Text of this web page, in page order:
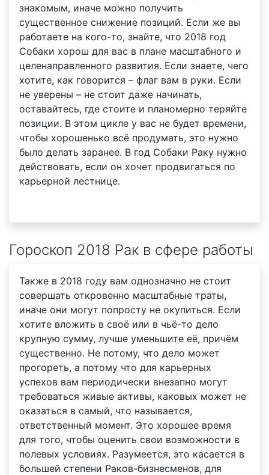
знакомым, иначе можно получить
существенное снижение позиций. Если же вы
работаете на кого-то, знайте, что 2018 год
Собаки хорош для вас в плане масштабного и
целенаправленного развития. Если знаете, чего
хотите, как говорится – флаг вам в руки. Если
не уверены – не стоит даже начинать,
оставайтесь, где стоите и планомерно теряйте
позиции. В этом цикле у вас не будет времени,
чтобы хорошенько всё продумать, это нужно
было делать заранее. В год Собаки Раку нужно
действовать, если он хочет продвигаться по
карьерной лестнице.
Гороскоп 2018 Рак в сфере работы
Также в 2018 году вам однозначно не стоит
совершать откровенно масштабные траты,
иначе они могут попросту не окупиться. Если
хотите вложить в своё или в чьё-то дело
крупную сумму, лучше уменьшите её, причём
существенно. Не потому, что дело может
прогореть, а потому что для карьерных
успехов вам периодически внезапно могут
требоваться живые активы, каковых может не
оказаться в самый, что называется,
ответственный момент. Это хорошее время
для того, чтобы оценить свои возможности в
полевых условиях. Разумеется, это касается в
большей степени Раков-бизнесменов, для